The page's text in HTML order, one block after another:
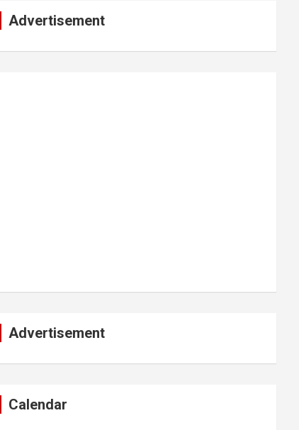
Advertisement
Advertisement
Calendar